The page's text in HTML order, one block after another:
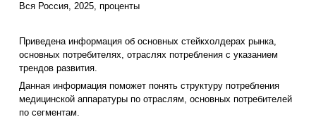
Вся Россия, 2025, проценты
Приведена информация об основных стейкхолдерах рынка,
основных потребителях, отраслях потребления с указанием
трендов развития.
Данная информация поможет понять структуру потребления
медицинской аппаратуры по отраслям, основных потребителей
по сегментам.